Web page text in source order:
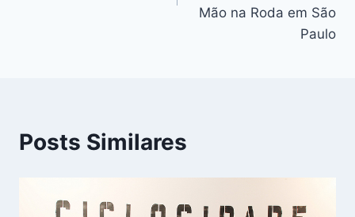
Mão na Roda em São
Paulo
Posts Similares